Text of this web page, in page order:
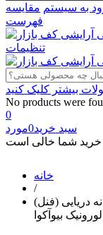
به سیستم مقایسه
فهرست
تنظیمات
No products were
0
سبد خرید0مورد
خانه
/
دریایی (فنل)